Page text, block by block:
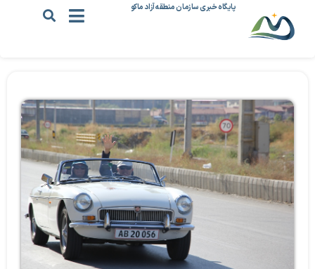
پایگاه خبری سازمان منطقه آزاد ماکو